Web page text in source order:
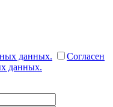
данных.
Согласен
данных.